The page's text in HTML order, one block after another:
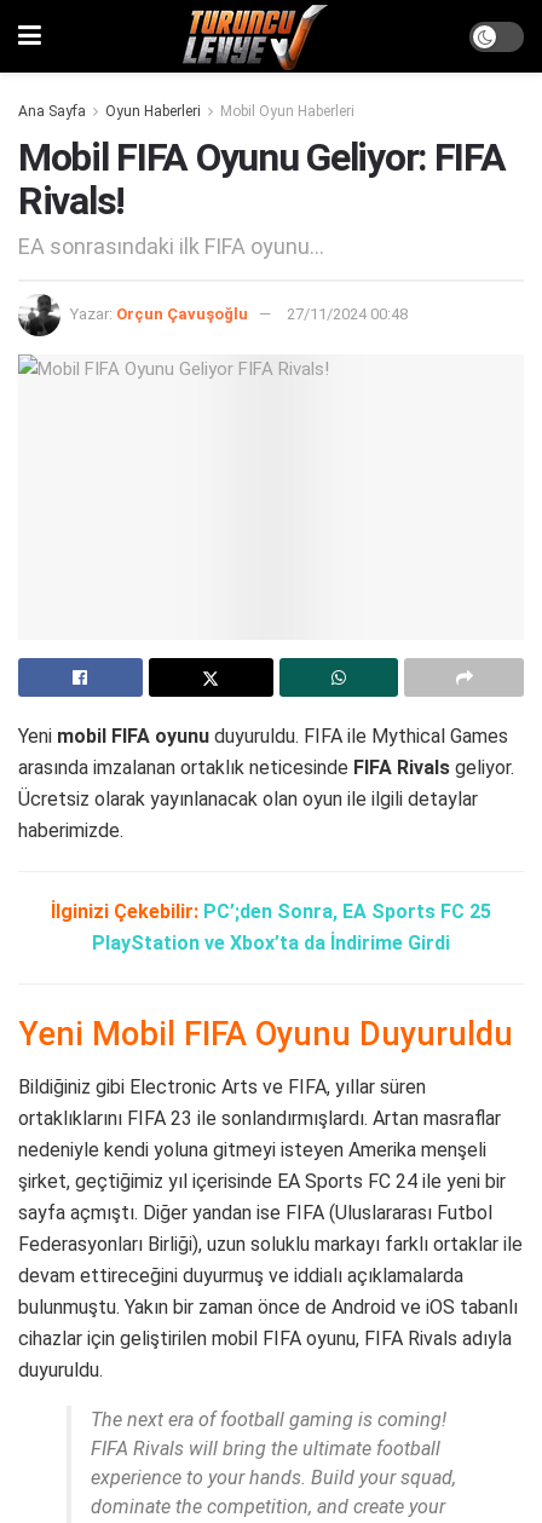
Ana Sayfa Oyun Haberleri Mobil Oyun Haberleri
Mobil FIFA Oyunu Geliyor: FIFA
Rivals!
EA sonrasındaki ilk FIFA oyunu...
Yazar: Orçun Çavuşoğlu 27/11/2024 00:48
Yeni mobil FIFA oyunu duyuruldu. FIFA ile Mythical Games
arasında imzalanan ortaklık neticesinde FIFA Rivals geliyor.
Ücretsiz olarak yayınlanacak olan oyun ile ilgili detaylar
haberimizde.
İlginizi Çekebilir: PC’;den Sonra, EA Sports FC 25
PlayStation ve Xbox’ta da İndirime Girdi
Yeni Mobil FIFA Oyunu Duyuruldu
Bildiğiniz gibi Electronic Arts ve FIFA, yıllar süren
ortaklıklarını FIFA 23 ile sonlandırmışlardı. Artan masraflar
nedeniyle kendi yoluna gitmeyi isteyen Amerika menşeli
şirket, geçtiğimiz yıl içerisinde EA Sports FC 24 ile yeni bir
sayfa açmıştı. Diğer yandan ise FIFA (Uluslararası Futbol
Federasyonları Birliği), uzun soluklu markayı farklı ortaklar ile
devam ettireceğini duyurmuş ve iddialı açıklamalarda
bulunmuştu. Yakın bir zaman önce de Android ve iOS tabanlı
cihazlar için geliştirilen mobil FIFA oyunu, FIFA Rivals adıyla
duyuruldu.
The next era of football gaming is coming!
FIFA Rivals will bring the ultimate football
experience to your hands. Build your squad,
dominate the competition, and create your